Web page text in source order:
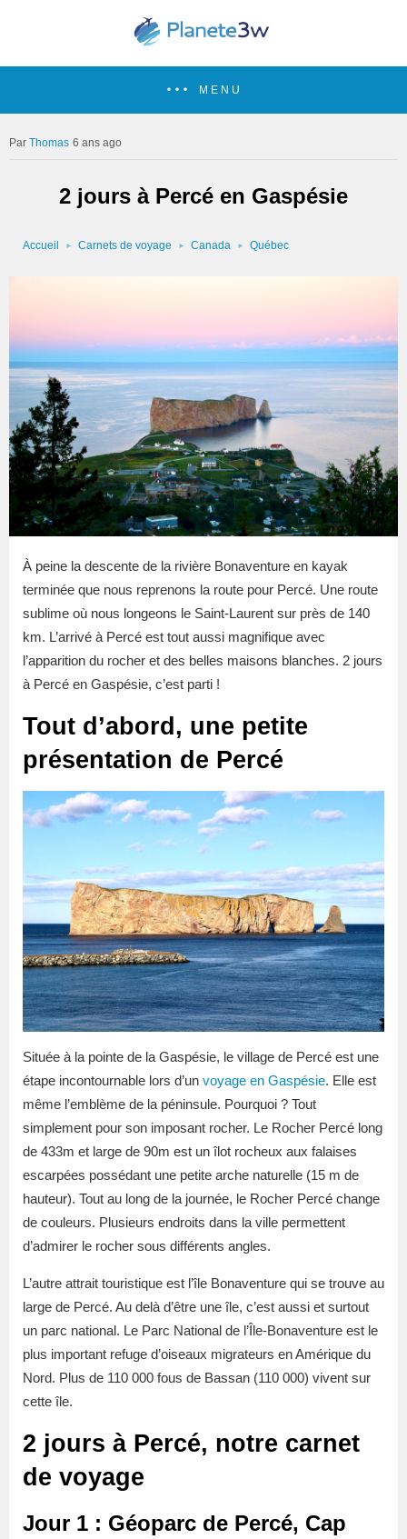
MENU
Thomas 6 ans ago
2 jours à Percé en Gaspésie
Accueil Carnets de voyage Canada Québec
À peine la descente de la rivière Bonaventure en kayak
terminée que nous reprenons la route pour Percé. Une route
sublime où nous longeons le Saint-Laurent sur près de 140
km. L’arrivé à Percé est tout aussi magnifique avec
l’apparition du rocher et des belles maisons blanches. 2 jours
à Percé en Gaspésie, c’est parti !
Tout d’abord, une petite
présentation de Percé
Située à la pointe de la Gaspésie, le village de Percé est une
étape incontournable lors d’un voyage en Gaspésie. Elle est
même l’emblème de la péninsule. Pourquoi ? Tout
simplement pour son imposant rocher. Le Rocher Percé long
de 433m et large de 90m est un îlot rocheux aux falaises
escarpées possédant une petite arche naturelle (15 m de
hauteur). Tout au long de la journée, le Rocher Percé change
de couleurs. Plusieurs endroits dans la ville permettent
d’admirer le rocher sous différents angles.
L’autre attrait touristique est l’île Bonaventure qui se trouve au
large de Percé. Au delà d’être une île, c’est aussi et surtout
un parc national. Le Parc National de l’Île-Bonaventure est le
plus important refuge d’oiseaux migrateurs en Amérique du
Nord. Plus de 110 000 fous de Bassan (110 000) vivent sur
cette île.
2 jours à Percé, notre carnet
de voyage
Jour 1 : Géoparc de Percé, Cap